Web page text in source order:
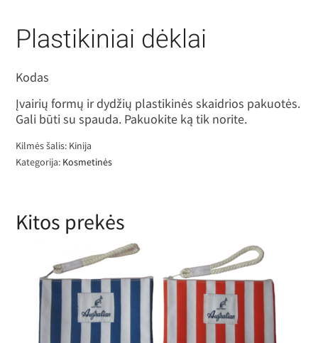
Plastikiniai dėklai
Kodas
Įvairių formų ir dydžių plastikinės skaidrios pakuotės.
Gali būti su spauda. Pakuokite ką tik norite.
Kilmės šalis: Kinija
Kategorija: Kosmetinės
Kitos prekės
Dryžuota medvilninė jūrinio stiliaus
kosmetinė